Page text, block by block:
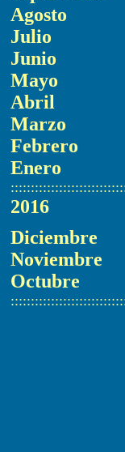
Agosto
Julio
Junio
Mayo
Abril
Marzo
Febrero
Enero
2016
Diciembre
Noviembre
Octubre